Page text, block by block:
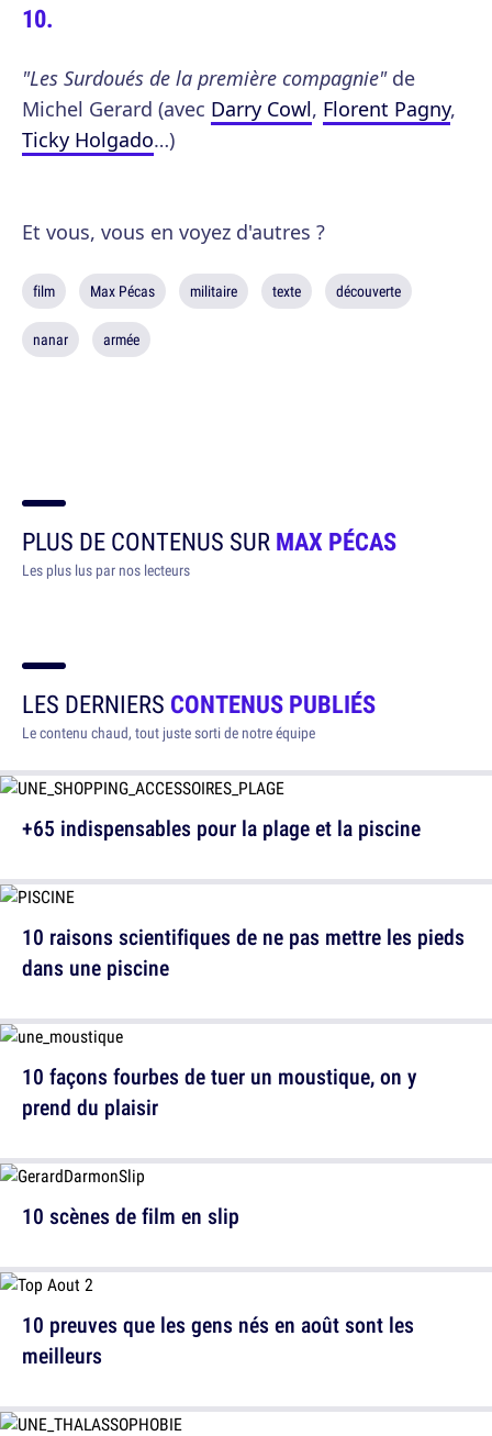
"Les Surdoués de la première compagnie"de
Michel Gerard (avec Darry Cowl, Florent Pagny,
Ticky Holgado…)
Et vous, vous en voyez d'autres ?
film Max Pécas militaire texte découverte
nanar armée
PLUS DE CONTENUS SURMAX PÉCAS
Les plus lus par nos lecteurs
LES DERNIERS CONTENUS PUBLIÉS
Le contenu chaud, tout juste sorti de notre équipe
+65 indispensables pour la plage et la piscine
10 façons fourbes de tuer un moustique, on y
prend du plaisir
10 preuves que les gens nés en août sont les
meilleurs
10 raisons scientifiques de ne pas mettre les pieds
dans une piscine
10 scènes de film en slip